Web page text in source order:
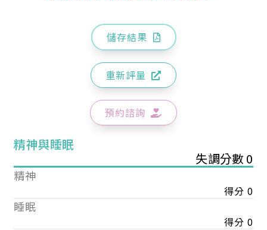
儲存結果
重新評量
預約諮詢
精神與睡眠
失調分數 0
精神
得分 0
睡眠
得分 0